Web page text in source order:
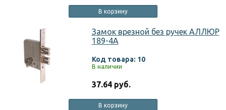
В корзину
Замок врезной без ручек АЛЛЮР
189-4A
Код товара: 10
В наличии
37.64 руб.
В корзину